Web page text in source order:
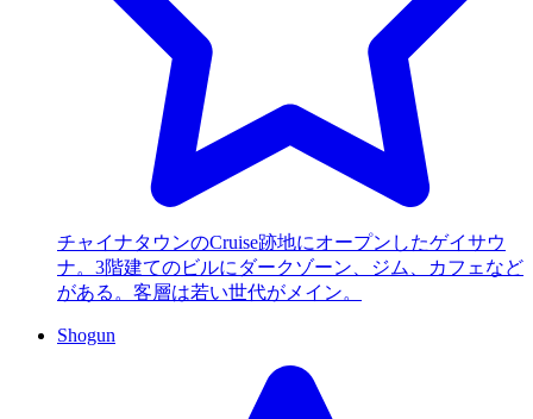
チャイナタウンのCruise跡地にオープンしたゲイサウ
ナ。3階建てのビルにダークゾーン、ジム、カフェなど
がある。客層は若い世代がメイン。
Shogun